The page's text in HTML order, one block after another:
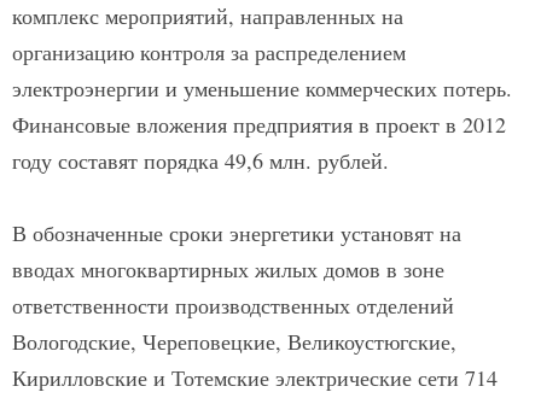
комплекс мероприятий, направленных на
организацию контроля за распределением
электроэнергии и уменьшение коммерческих потерь.
Финансовые вложения предприятия в проект в 2012
году составят порядка 49,6 млн. рублей.
В обозначенные сроки энергетики установят на
вводах многоквартирных жилых домов в зоне
ответственности производственных отделений
Вологодские, Череповецкие, Великоустюгские,
Кирилловские и Тотемские электрические сети 714